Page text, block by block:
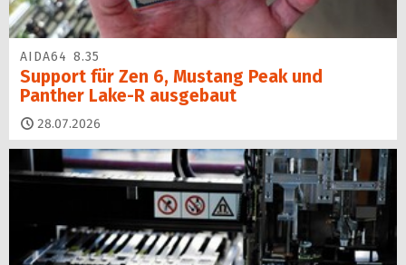
AIDA64 8.35
Support für Zen 6, Mustang Peak und
Panther Lake-R ausgebaut
28.07.2026